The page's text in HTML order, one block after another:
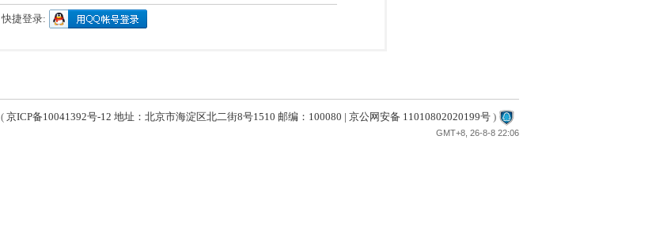
快捷登录:
( 京ICP备10041392号-12 地址：北京市海淀区北二街8号1510 邮编：100080 | 京公网安备 11010802020199号 )
GMT+8, 26-8-8 22:06